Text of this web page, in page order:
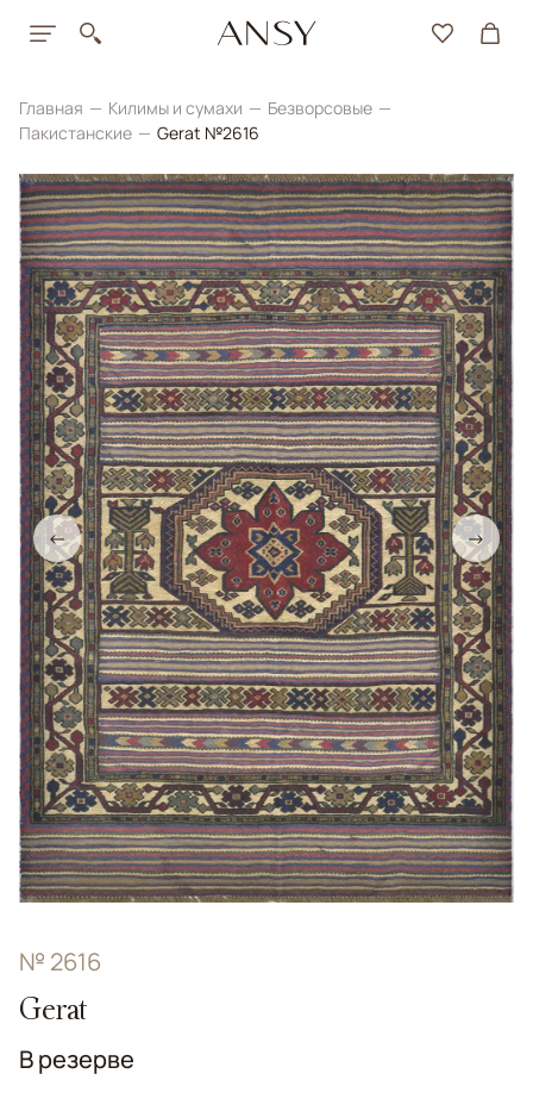
Главная Килимы и сумахи
Безворсовые
Пакистанские
Gerat №2616
← →
№ 2616
Gerat
В резерве